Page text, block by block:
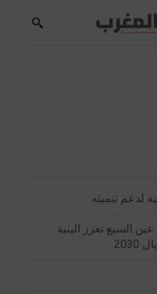
لدعم تنميته
السبع تعزز البنية